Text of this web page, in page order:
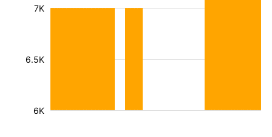
6K
6.5K
7K